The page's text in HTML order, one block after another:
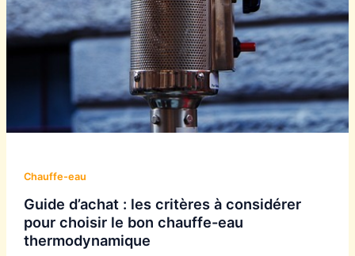
Chauffe-eau
Guide d’achat : les critères à considérer
pour choisir le bon chauffe-eau
thermodynamique